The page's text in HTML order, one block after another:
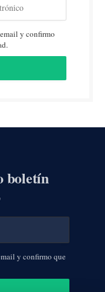
y confirmo
boletín
y confirmo que